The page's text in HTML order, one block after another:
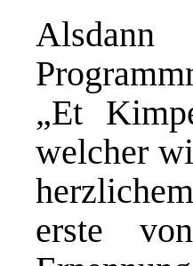
„Et
welcher
erste